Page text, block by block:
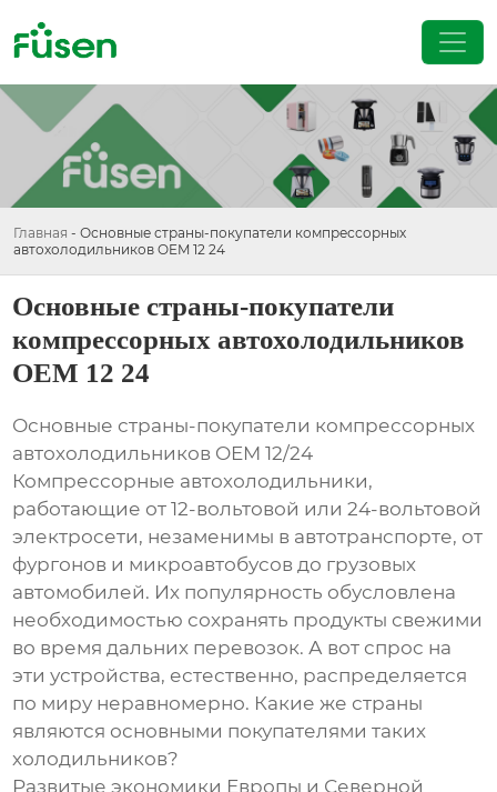
Главная - Основные страны-покупатели компрессорных
автохолодильников OEM 12 24
Основные страны-покупатели
компрессорных автохолодильников
OEM 12 24
Основные страны-покупатели компрессорных
автохолодильников OEM 12/24
Компрессорные автохолодильники,
работающие от 12-вольтовой или 24-вольтовой
электросети, незаменимы в автотранспорте, от
фургонов и микроавтобусов до грузовых
автомобилей. Их популярность обусловлена
необходимостью сохранять продукты свежими
во время дальних перевозок. А вот спрос на
эти устройства, естественно, распределяется
по миру неравномерно. Какие же страны
являются основными покупателями таких
холодильников?
Развитые экономики Европы и Северной